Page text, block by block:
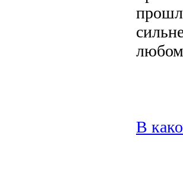
любом
В